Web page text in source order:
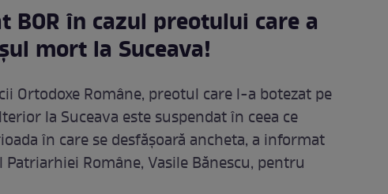
BOR în cazul preotului care a
mort la Suceava!
Ortodoxe Române, preotul care l-a botezat pe
la Suceava este suspendat în ceea ce
în care se desfășoară ancheta, a informat
Române, Vasile Bănescu, pentru